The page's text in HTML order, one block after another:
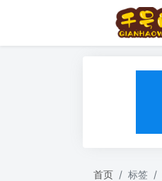
首页 标签